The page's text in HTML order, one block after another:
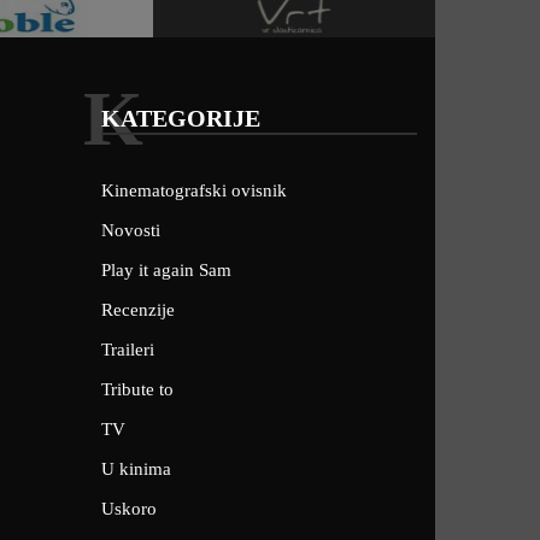
KATEGORIJE
K
Kinematografski ovisnik
Novosti
Play it again Sam
Recenzije
Traileri
Tribute to
TV
U kinima
Uskoro